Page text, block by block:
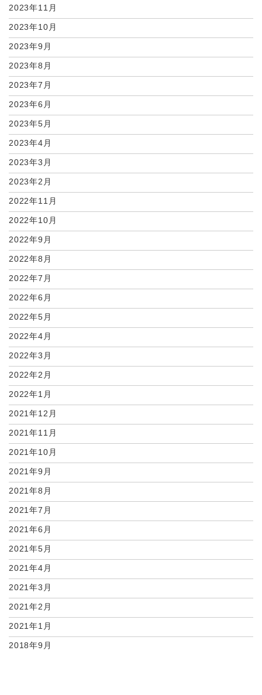
2023年11月
2023年10月
2023年9月
2023年8月
2023年7月
2023年6月
2023年5月
2023年4月
2023年3月
2023年2月
2022年11月
2022年10月
2022年9月
2022年8月
2022年7月
2022年6月
2022年5月
2022年4月
2022年3月
2022年2月
2022年1月
2021年12月
2021年11月
2021年10月
2021年9月
2021年8月
2021年7月
2021年6月
2021年5月
2021年4月
2021年3月
2021年2月
2021年1月
2018年9月